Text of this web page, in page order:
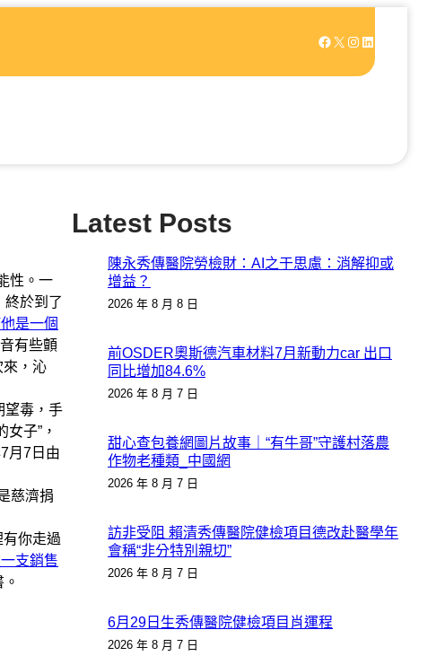
Facebook X Instagram LinkedIn
性。一
終於到了
是一個
有些顫
來，沁
望毒，手
子”，
月7日由
慈濟捐
你走過
支銷售
Latest Posts
陳永秀傳醫院勞檢財：AI之于思慮：消解抑或
增益？
2026 年 8 月 8 日
前OSDER奧斯德汽車材料7月新動力car 出口
同比增加84.6%
2026 年 8 月 7 日
甜心查包養網圖片故事｜“有牛哥”守護村落農
作物老種類_中國網
2026 年 8 月 7 日
訪非受阻 賴清秀傳醫院健檢項目德改赴醫學年
會稱“非分特別親切”
2026 年 8 月 7 日
6月29日生秀傳醫院健檢項目肖運程
2026 年 8 月 7 日